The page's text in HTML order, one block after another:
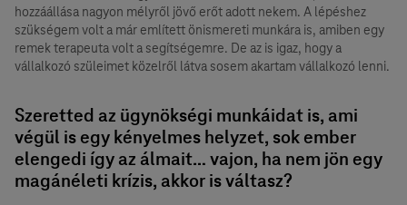
hozzáállása nagyon mélyről jövő erőt adott nekem. A lépéshez
szükségem volt a már említett önismereti munkára is, amiben egy
remek terapeuta volt a segítségemre. De az is igaz, hogy a
vállalkozó szüleimet közelről látva sosem akartam vállalkozó lenni.
Szeretted az ügynökségi munkáidat is, ami
végül is egy kényelmes helyzet, sok ember
elengedi így az álmait… vajon, ha nem jön egy
magánéleti krízis, akkor is váltasz?